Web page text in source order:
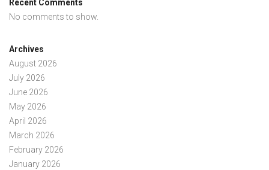
Recent Comments
No comments to show.
Archives
August 2026
July 2026
June 2026
May 2026
April 2026
March 2026
February 2026
January 2026